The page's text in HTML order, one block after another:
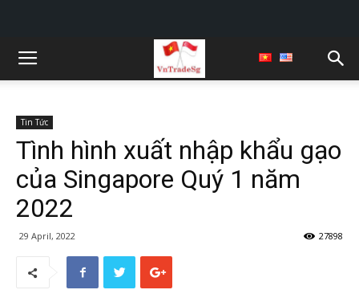
Tin Tức
Tình hình xuất nhập khẩu gạo
của Singapore Quý 1 năm
2022
29 April, 2022 27898